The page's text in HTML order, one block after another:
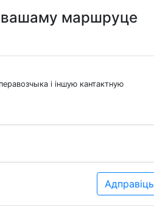
вашаму маршруце
і іншую кантактную
Адправіць